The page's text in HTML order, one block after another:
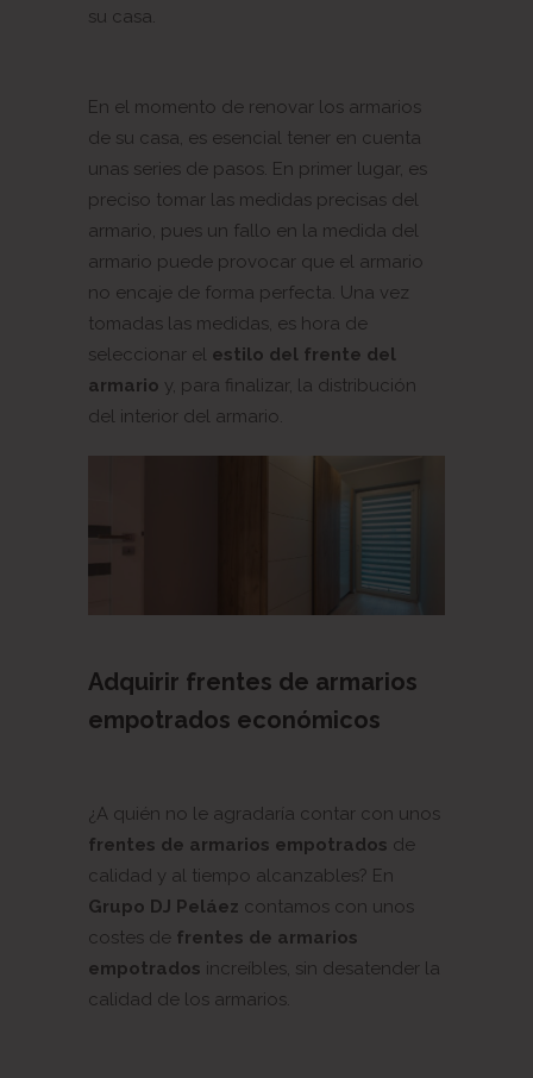
su casa.
En el momento de renovar los armarios
de su casa, es esencial tener en cuenta
unas series de pasos. En primer lugar, es
preciso tomar las medidas precisas del
armario, pues un fallo en la medida del
armario puede provocar que el armario
no encaje de forma perfecta. Una vez
tomadas las medidas, es hora de
seleccionar el estilo del frente del
armario y, para finalizar, la distribución
del interior del armario.
Adquirir frentes de armarios
empotrados económicos
¿A quién no le agradaría contar con unos
frentes de armarios empotrados de
calidad y al tiempo alcanzables? En
Grupo DJ Peláez contamos con unos
costes de frentes de armarios
empotrados increíbles, sin desatender la
calidad de los armarios.